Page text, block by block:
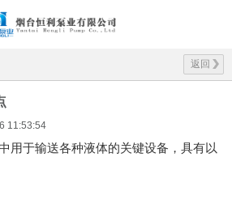
返回
11:53:54
用于输送各种液体的关键设备，具有以